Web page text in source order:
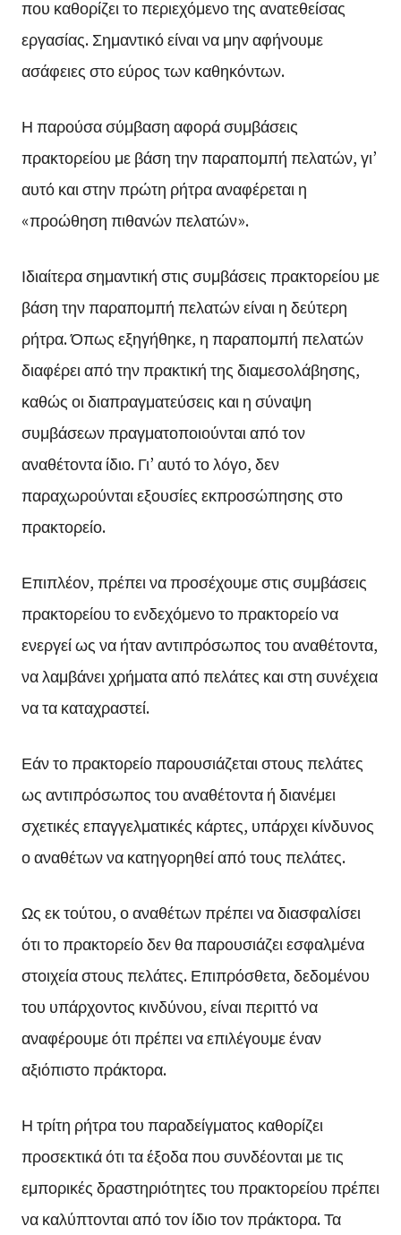
που καθορίζει το περιεχόμενο της ανατεθείσας
εργασίας. Σημαντικό είναι να μην αφήνουμε
ασάφειες στο εύρος των καθηκόντων.
Η παρούσα σύμβαση αφορά συμβάσεις
πρακτορείου με βάση την παραπομπή πελατών, γι’
αυτό και στην πρώτη ρήτρα αναφέρεται η
«προώθηση πιθανών πελατών».
Ιδιαίτερα σημαντική στις συμβάσεις πρακτορείου με
βάση την παραπομπή πελατών είναι η δεύτερη
ρήτρα. Όπως εξηγήθηκε, η παραπομπή πελατών
διαφέρει από την πρακτική της διαμεσολάβησης,
καθώς οι διαπραγματεύσεις και η σύναψη
συμβάσεων πραγματοποιούνται από τον
αναθέτοντα ίδιο. Γι’ αυτό το λόγο, δεν
παραχωρούνται εξουσίες εκπροσώπησης στο
πρακτορείο.
Επιπλέον, πρέπει να προσέχουμε στις συμβάσεις
πρακτορείου το ενδεχόμενο το πρακτορείο να
ενεργεί ως να ήταν αντιπρόσωπος του αναθέτοντα,
να λαμβάνει χρήματα από πελάτες και στη συνέχεια
να τα καταχραστεί.
Εάν το πρακτορείο παρουσιάζεται στους πελάτες
ως αντιπρόσωπος του αναθέτοντα ή διανέμει
σχετικές επαγγελματικές κάρτες, υπάρχει κίνδυνος
ο αναθέτων να κατηγορηθεί από τους πελάτες.
Ως εκ τούτου, ο αναθέτων πρέπει να διασφαλίσει
ότι το πρακτορείο δεν θα παρουσιάζει εσφαλμένα
στοιχεία στους πελάτες. Επιπρόσθετα, δεδομένου
του υπάρχοντος κινδύνου, είναι περιττό να
αναφέρουμε ότι πρέπει να επιλέγουμε έναν
αξιόπιστο πράκτορα.
Η τρίτη ρήτρα του παραδείγματος καθορίζει
προσεκτικά ότι τα έξοδα που συνδέονται με τις
εμπορικές δραστηριότητες του πρακτορείου πρέπει
να καλύπτονται από τον ίδιο τον πράκτορα. Τα